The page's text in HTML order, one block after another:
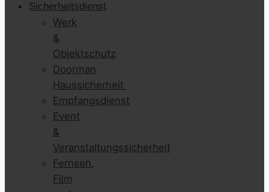
Sicherheitsdienst
Werk
&
Objektschutz
Doorman
Haussicherheit
Empfangsdienst
Event
&
Veranstaltungssicherheit
Fernseh,
Film